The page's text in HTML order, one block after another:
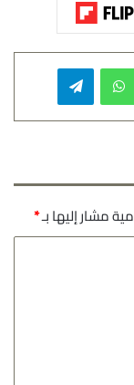
واتساب
مشار إليها بـ*